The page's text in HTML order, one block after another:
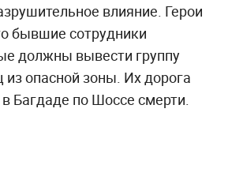
влияние. Герои
бывшие сотрудники
должны вывести группу
из опасной зоны. Их дорога
Багдаде по Шоссе смерти.